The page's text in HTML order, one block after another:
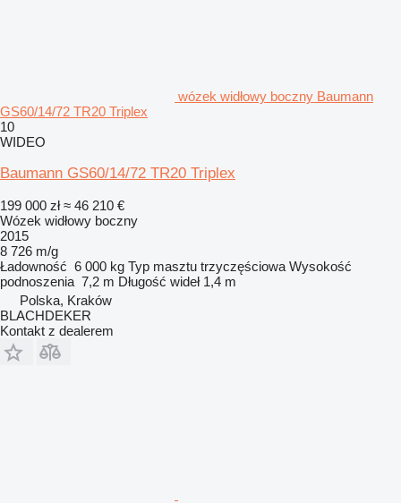
wózek widłowy boczny Baumann
GS60/14/72 TR20 Triplex
10
WIDEO
Baumann GS60/14/72 TR20 Triplex
199 000 zł ≈ 46 210 €
Wózek widłowy boczny
2015
8 726 m/g
Ładowność 6 000 kg Typ masztu trzyczęściowa Wysokość
podnoszenia 7,2 m Długość wideł 1,4 m
Polska, Kraków
BLACHDEKER
Kontakt z dealerem